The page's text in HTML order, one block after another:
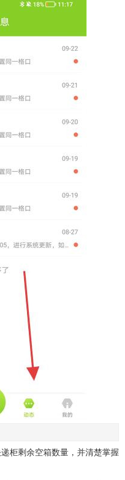
柜剩余空箱数量，并清楚掌握